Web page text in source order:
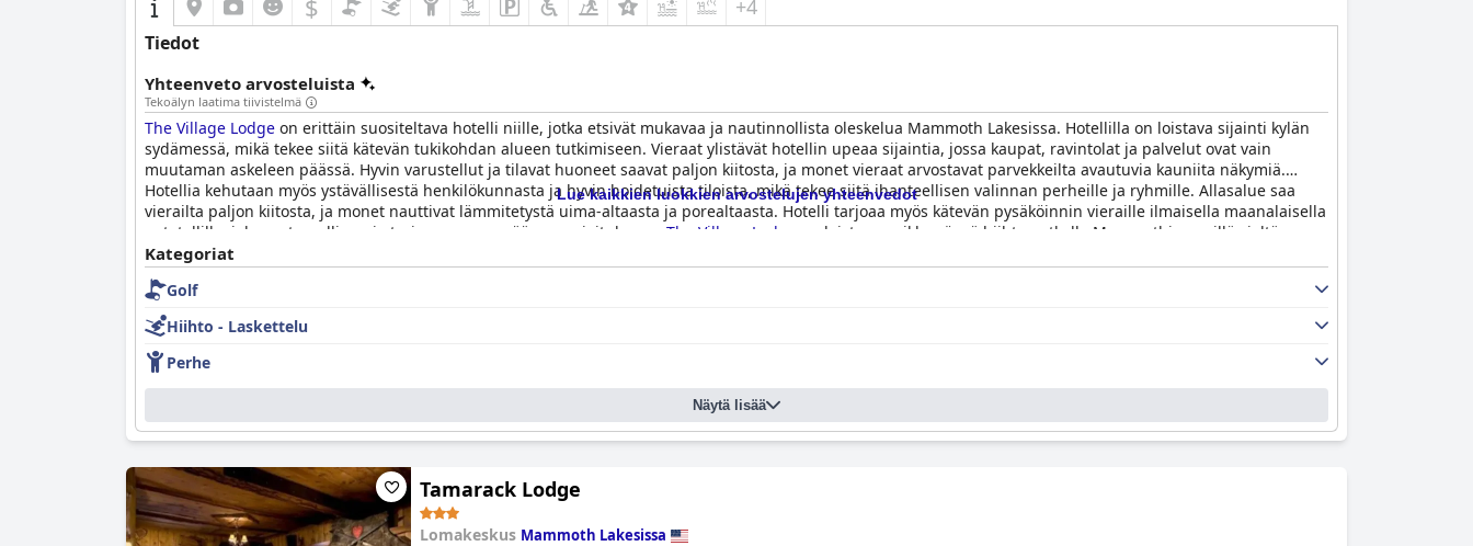
$ +4
Tiedot
Yhteenveto arvosteluista
Tekoälyn laatima tiivistelmä
The Village Lodge on erittäin suositeltava hotelli niille, jotka etsivät mukavaa ja nautinnollista oleskelua Mammoth Lakesissa. Hotellilla on loistava sijainti kylän
sydämessä, mikä tekee siitä kätevän tukikohdan alueen tutkimiseen. Vieraat ylistävät hotellin upeaa sijaintia, jossa kaupat, ravintolat ja palvelut ovat vain
muutaman askeleen päässä. Hyvin varustellut ja tilavat huoneet saavat paljon kiitosta, ja monet vieraat arvostavat parvekkeilta avautuvia kauniita näkymiä.
Hotellia kehutaan myös ystävällisestä henkilökunnasta ja hyvin hoidetuista tiloista, mikä tekee siitä ihanteellisen valinnan perheille ja ryhmille. Allasalue saa
vierailta paljon kiitosta, ja monet nauttivat lämmitetystä uima-altaasta ja porealtaasta. Hotelli tarjoaa myös kätevän pysäköinnin vieraille ilmaisella maanalaisella
autotallilla, joka on turvallinen ja tarjoaa suoran pääsyn majoitukseen. The Village Lodge
on loistava paikka yöpyä hiihtomatkalla Mammothissa, sillä sieltä on
helppo pääsy ravintoloihin, baareihin ja hiihtohisseille. Kaiken kaikkiaan
mukavuutta kylän sydämessä.
Lue kaikkien luokkien arvostelujen yhteenvedot
Kategoriat
Golf
Hiihto - Laskettelu
Perhe
Näytä lisää
Tamarack Lodge
Lomakeskus Mammoth Lakesissa